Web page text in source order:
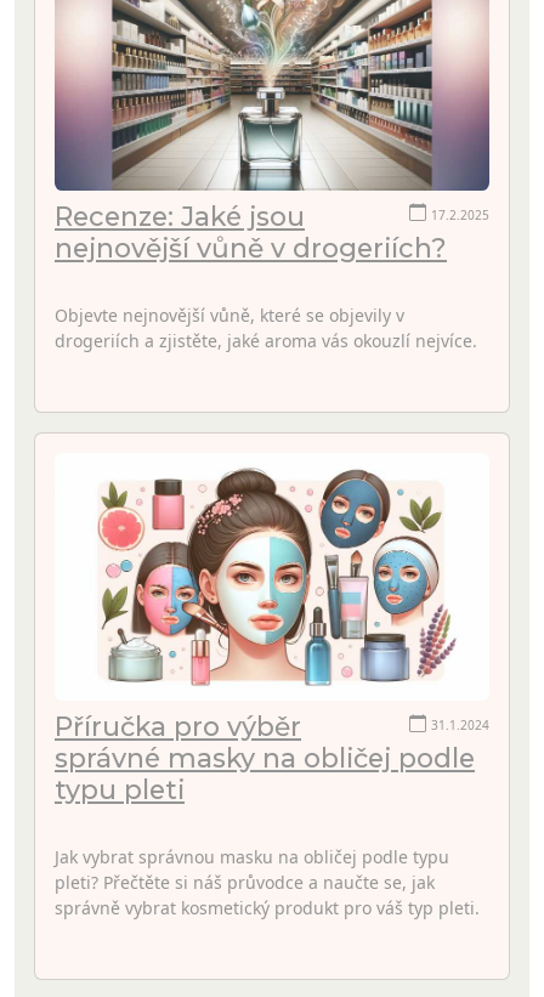
17.2.2025
Recenze: Jaké jsou
nejnovější vůně v drogeriích?
Objevte nejnovější vůně, které se objevily v
drogeriích a zjistěte, jaké aroma vás okouzlí nejvíce.
31.1.2024
Příručka pro výběr
správné masky na obličej podle
typu pleti
Jak vybrat správnou masku na obličej podle typu
pleti? Přečtěte si náš průvodce a naučte se, jak
správně vybrat kosmetický produkt pro váš typ pleti.